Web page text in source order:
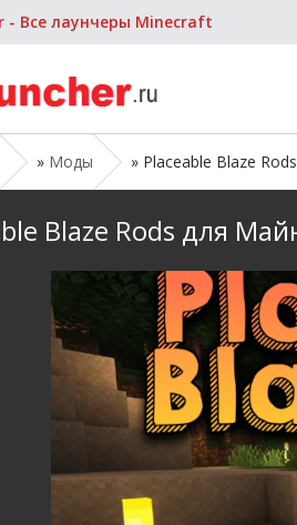
- Все лаунчеры Minecraft
» Моды » Placeable Blaze
Blaze Rods для